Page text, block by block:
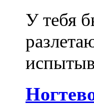
У тебя